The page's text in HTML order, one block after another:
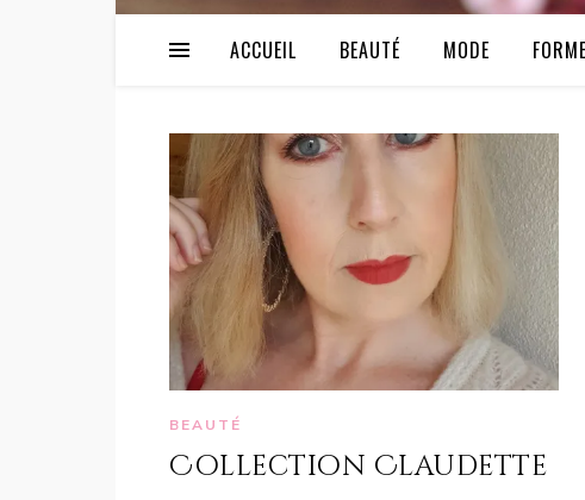
ACCUEIL BEAUTÉ MODE FORME
BEAUTÉ
Collection Claudette